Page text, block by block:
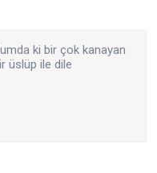
ki bir çok kanayan
üslüp ile dile